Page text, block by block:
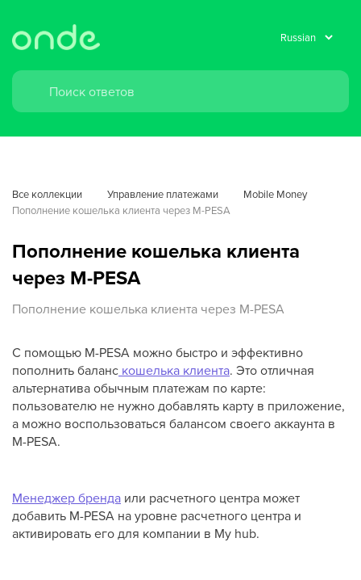
Все коллекции Управление платежами
Mobile Money
Пополнение кошелька клиента через M-PESA
Пополнение кошелька клиента
через M-PESA
Пополнение кошелька клиента через M-PESA
С помощью M-PESA можно быстро и эффективно
пополнить баланс кошелька клиента. Это отличная
альтернатива обычным платежам по карте:
пользователю не нужно добавлять карту в приложение,
а можно воспользоваться балансом своего аккаунта в
M-PESA.
Менеджер бренда или расчетного центра может
добавить M-PESA на уровне расчетного центра и
активировать его для компании в My hub.